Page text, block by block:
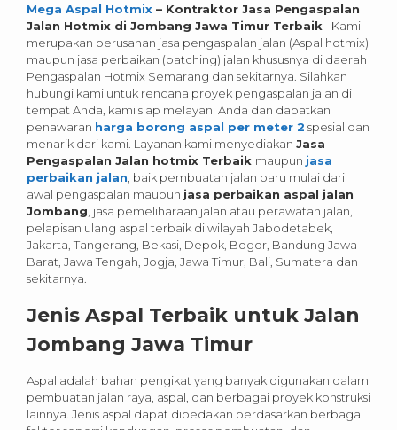
Mega Aspal Hotmix – Kontraktor Jasa Pengaspalan
Jalan Hotmix di Jombang Jawa Timur Terbaik– Kami
merupakan perusahan jasa pengaspalan jalan (Aspal hotmix)
maupun jasa perbaikan (patching) jalan khususnya di daerah
Pengaspalan Hotmix Semarang dan sekitarnya. Silahkan
hubungi kami untuk rencana proyek pengaspalan jalan di
tempat Anda, kami siap melayani Anda dan dapatkan
penawaran harga borong aspal per meter 2 spesial dan
menarik dari kami. Layanan kami menyediakan Jasa
Pengaspalan Jalan hotmix Terbaik maupun jasa
perbaikan jalan , baik pembuatan jalan baru mulai dari
awal pengaspalan maupun jasa perbaikan aspal jalan
Jombang , jasa pemeliharaan jalan atau perawatan jalan,
pelapisan ulang aspal terbaik di wilayah Jabodetabek,
Jakarta, Tangerang, Bekasi, Depok, Bogor, Bandung Jawa
Barat, Jawa Tengah, Jogja, Jawa Timur, Bali, Sumatera dan
sekitarnya.
Jenis Aspal Terbaik untuk Jalan
Jombang Jawa Timur
Aspal adalah bahan pengikat yang banyak digunakan dalam
pembuatan jalan raya, aspal, dan berbagai proyek konstruksi
lainnya. Jenis aspal dapat dibedakan berdasarkan berbagai